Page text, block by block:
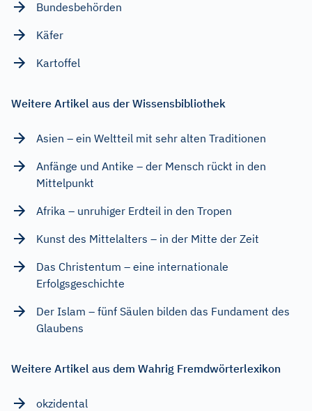
Bundesbehörden
Käfer
Kartoffel
Weitere Artikel aus der Wissensbibliothek
Asien – ein Weltteil mit sehr alten Traditionen
Anfänge und Antike – der Mensch rückt in den
Mittelpunkt
Afrika – unruhiger Erdteil in den Tropen
Kunst des Mittelalters – in der Mitte der Zeit
Das Christentum – eine internationale
Erfolgsgeschichte
Der Islam – fünf Säulen bilden das Fundament des
Glaubens
Weitere Artikel aus dem Wahrig Fremdwörterlexikon
okzidental